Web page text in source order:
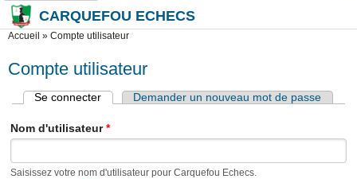
CARQUEFOU ECHECS
Vous êtes ici
Accueil » Compte utilisateur
Compte utilisateur
Onglets principaux
Se connecter (onglet actif)Demander un nouveau mot de passe
Nom d'utilisateur *
Saisissez votre nom d'utilisateur pour Carquefou Echecs.